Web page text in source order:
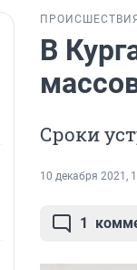
ПРОИСШЕСТВИЯ
В
Сроки
10 декабря 2021,
1